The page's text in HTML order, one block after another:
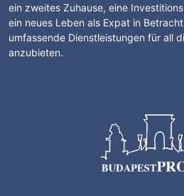
ein zweites Zuhause, eine
ein neues Leben als Expat in
umfassende Dienstleistungen für all
anzubieten.